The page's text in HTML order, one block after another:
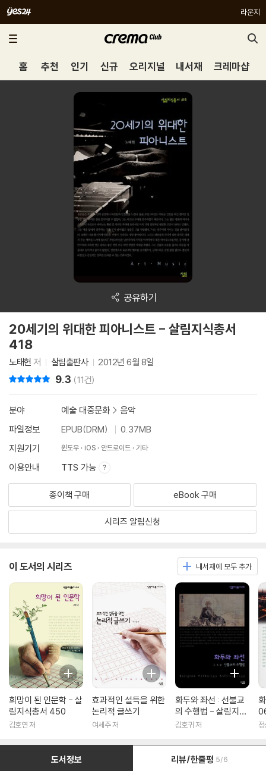
라운지
홈 추천 인기 신규 오리지널 내서재 크레마샵
공유하기
20세기의 위대한 피아니스트 - 살림지식총서
418
노태헌 저 살림출판사 2012년 6월 8일
9.3 (11건)
분야 예술 대중문화 > 음악
파일정보
EPUB(DRM)
0.37MB
지원기기
윈도우 iOS 안드로이드 기타
이용안내 TTS 가능
종이책 구매 eBook 구매
시리즈 알림신청
이 도서의 시리즈 내서재에 모두 추가
희망이 된 인문학 - 살
림지식총서 450
김호연 저
효과적인 설득을 위한
논리적 글쓰기
여세주 저
화두와 좌선 : 선불교
의 수행법 - 살림지식
총서 316
김호귀 저
도서정보 리뷰/한줄평 5/6